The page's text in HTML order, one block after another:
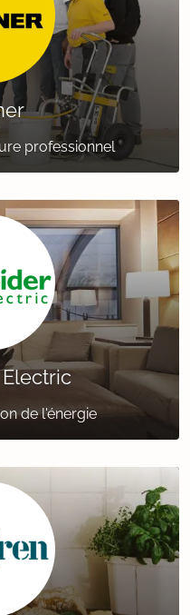
professionnel
de l'énergie